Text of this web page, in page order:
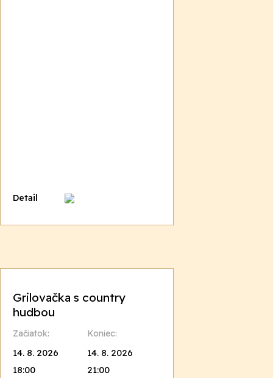
Detail
Grilovačka s country
hudbou
Začiatok:
14. 8. 2026
18:00
Koniec:
14. 8. 2026
21:00